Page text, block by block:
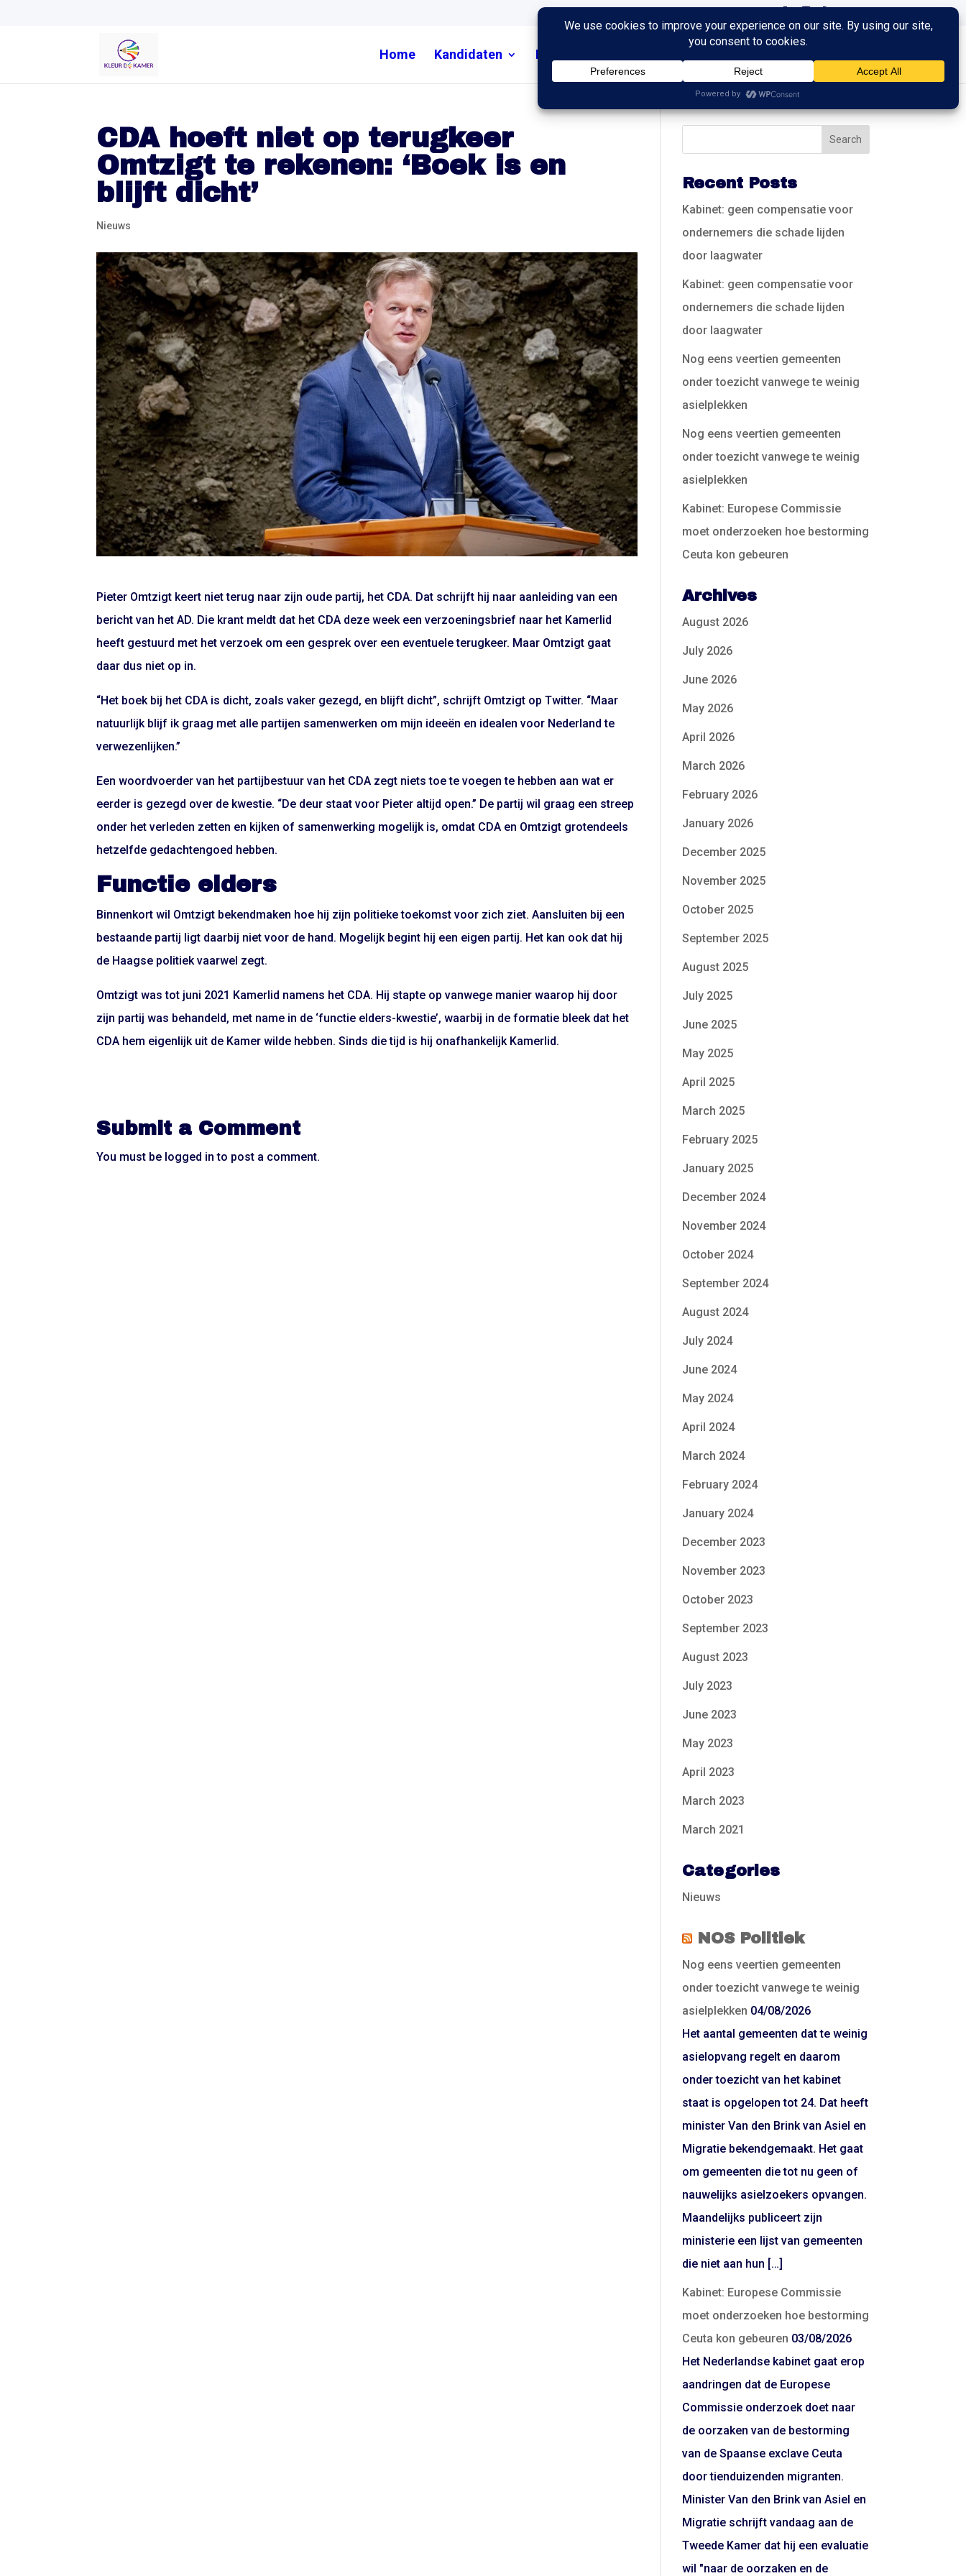
Home Kandidaten Nieuws
CDA hoeft niet op terugkeer
Omtzigt te rekenen: ‘Boek is en
blijft dicht’
Nieuws
Pieter Omtzigt keert niet terug naar zijn oude partij, het CDA. Dat schrijft hij naar aanleiding van een
bericht van het AD. Die krant meldt dat het CDA deze week een verzoeningsbrief naar het Kamerlid
heeft gestuurd met het verzoek om een gesprek over een eventuele terugkeer. Maar Omtzigt gaat
daar dus niet op in.
“Het boek bij het CDA is dicht, zoals vaker gezegd, en blijft dicht”, schrijft Omtzigt op Twitter. “Maar
natuurlijk blijf ik graag met alle partijen samenwerken om mijn ideeën en idealen voor Nederland te
verwezenlijken.”
Een woordvoerder van het partijbestuur van het CDA zegt niets toe te voegen te hebben aan wat er
eerder is gezegd over de kwestie. “De deur staat voor Pieter altijd open.” De partij wil graag een streep
onder het verleden zetten en kijken of samenwerking mogelijk is, omdat CDA en Omtzigt grotendeels
hetzelfde gedachtengoed hebben.
Functie elders
Binnenkort wil Omtzigt bekendmaken hoe hij zijn politieke toekomst voor zich ziet. Aansluiten bij een
bestaande partij ligt daarbij niet voor de hand. Mogelijk begint hij een eigen partij. Het kan ook dat hij
de Haagse politiek vaarwel zegt.
Omtzigt was tot juni 2021 Kamerlid namens het CDA. Hij stapte op vanwege manier waarop hij door
zijn partij was behandeld, met name in de ‘functie elders-kwestie’, waarbij in de formatie bleek dat het
CDA hem eigenlijk uit de Kamer wilde hebben. Sinds die tijd is hij onafhankelijk Kamerlid.
Submit a Comment
You must be logged in to post a comment.
Recent Posts
Kabinet: geen compensatie voor
ondernemers die schade lijden
door laagwater
Kabinet: geen compensatie voor
ondernemers die schade lijden
door laagwater
Nog eens veertien gemeenten
onder toezicht vanwege te weinig
asielplekken
Nog eens veertien gemeenten
onder toezicht vanwege te weinig
asielplekken
Kabinet: Europese Commissie
moet onderzoeken hoe bestorming
Ceuta kon gebeuren
Archives
August 2026
July 2026
June 2026
May 2026
April 2026
March 2026
February 2026
January 2026
December 2025
November 2025
October 2025
September 2025
August 2025
July 2025
June 2025
May 2025
April 2025
March 2025
February 2025
January 2025
December 2024
November 2024
October 2024
September 2024
August 2024
July 2024
June 2024
May 2024
April 2024
March 2024
February 2024
January 2024
December 2023
November 2023
October 2023
September 2023
August 2023
July 2023
June 2023
May 2023
April 2023
March 2023
March 2021
Categories
Nieuws
NOS Politiek
Nog eens veertien gemeenten
onder toezicht vanwege te weinig
asielplekken 04/08/2026
Het aantal gemeenten dat te weinig
asielopvang regelt en daarom
onder toezicht van het kabinet
staat is opgelopen tot 24. Dat heeft
minister Van den Brink van Asiel en
Migratie bekendgemaakt. Het gaat
om gemeenten die tot nu geen of
nauwelijks asielzoekers opvangen.
Maandelijks publiceert zijn
ministerie een lijst van gemeenten
die niet aan hun […]
Kabinet: Europese Commissie
moet onderzoeken hoe bestorming
Ceuta kon gebeuren 03/08/2026
Het Nederlandse kabinet gaat erop
aandringen dat de Europese
Commissie onderzoek doet naar
de oorzaken van de bestorming
van de Spaanse exclave Ceuta
door tienduizenden migranten.
Minister Van den Brink van Asiel en
Migratie schrijft vandaag aan de
Tweede Kamer dat hij een evaluatie
wil "naar de oorzaken en de